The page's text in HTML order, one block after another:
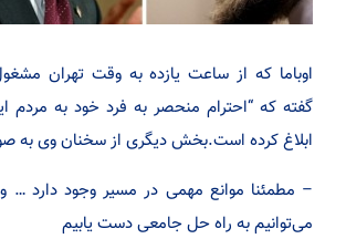
اوباما که از ساعت یازده به وقت تهران
گفته که “احترام منحصر به فرد خود به مردم
ابلاغ کرده است.بخش دیگری از سخنان وی به
– مطمئنا موانع مهمی در مسیر وجود دارد …
می‌توانیم به راه حل جامعی دست یابیم